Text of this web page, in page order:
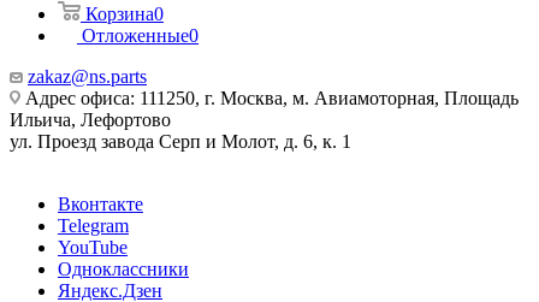
Корзина0
Отложенные0
zakaz@ns.parts
Адрес офиса: 111250, г. Москва, м. Авиамоторная, Площадь
Ильича, Лефортово
ул. Проезд завода Серп и Молот, д. 6, к. 1
Вконтакте
Telegram
YouTube
Одноклассники
Яндекс.Дзен